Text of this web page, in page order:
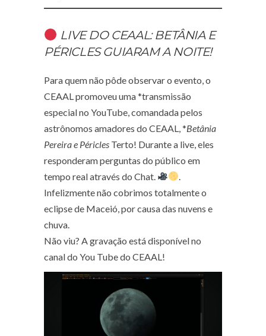
LIVE DO CEAAL: BETÂNIA E
PÉRICLES GUIARAM A NOITE!
Para quem não pôde observar o evento, o
CEAAL promoveu uma *transmissão
especial no YouTube, comandada pelos
astrônomos amadores do CEAAL, *Betânia
Pereira e Péricles Terto! Durante a live, eles
responderam perguntas do público em
tempo real através do Chat.
Infelizmente não cobrimos totalmente o
eclipse de Maceió, por causa das nuvens e
chuva.
Não viu? A gravação está disponível no
canal do You Tube do CEAAL !